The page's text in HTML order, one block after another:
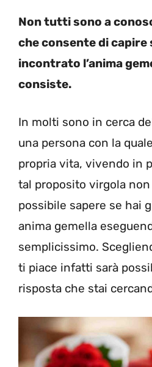
Non tutti sono a
che consente di capire
incontrato l’anima
consiste.
In molti sono in cerca
una persona con la
propria vita, vivendo in
tal proposito virgola
possibile sapere se hai
anima gemella
semplicissimo.
ti piace infatti sarà
risposta che stai